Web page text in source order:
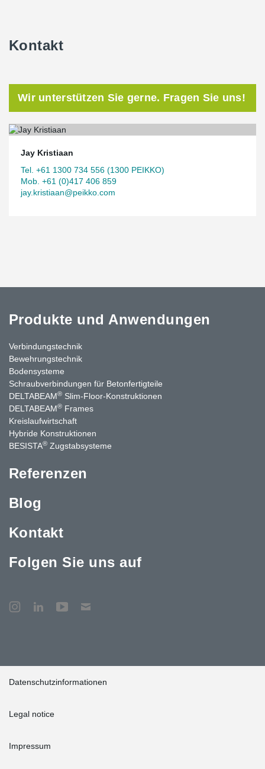
Kontakt
Wir unterstützen Sie gerne. Fragen Sie uns!
Jay Kristiaan
Tel. +61 1300 734 556 (1300 PEIKKO)
Mob. +61 (0)417 406 859
jay.kristiaan@peikko.com
Produkte und Anwendungen
Verbindungstechnik
Bewehrungstechnik
Bodensysteme
Schraubverbindungen für Betonfertigteile
DELTABEAM® Slim-Floor-Konstruktionen
DELTABEAM® Frames
Kreislaufwirtschaft
Hybride Konstruktionen
BESISTA® Zugstabsysteme
Referenzen
Blog
Kontakt
Folgen Sie uns auf
Datenschutzinformationen
Legal notice
Impressum